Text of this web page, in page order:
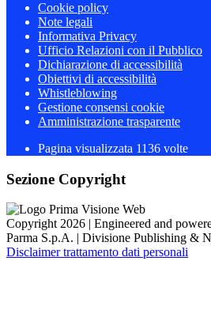
Cookie policy
Note legali
Informativa Privacy
Ufficio Relazioni con il Pubblico
Dichiarazione di accessibilità
Obiettivi di accessibilità
Whistleblowing
Gestione consensi cookie
Amministrazione trasparente
Pagina visualizzata 1136 volte
Sezione Copyright
Copyright 2026 | Engineered and
Parma S.p.A. | Divisione Publishing &
Disclaimer trattamento dati personali